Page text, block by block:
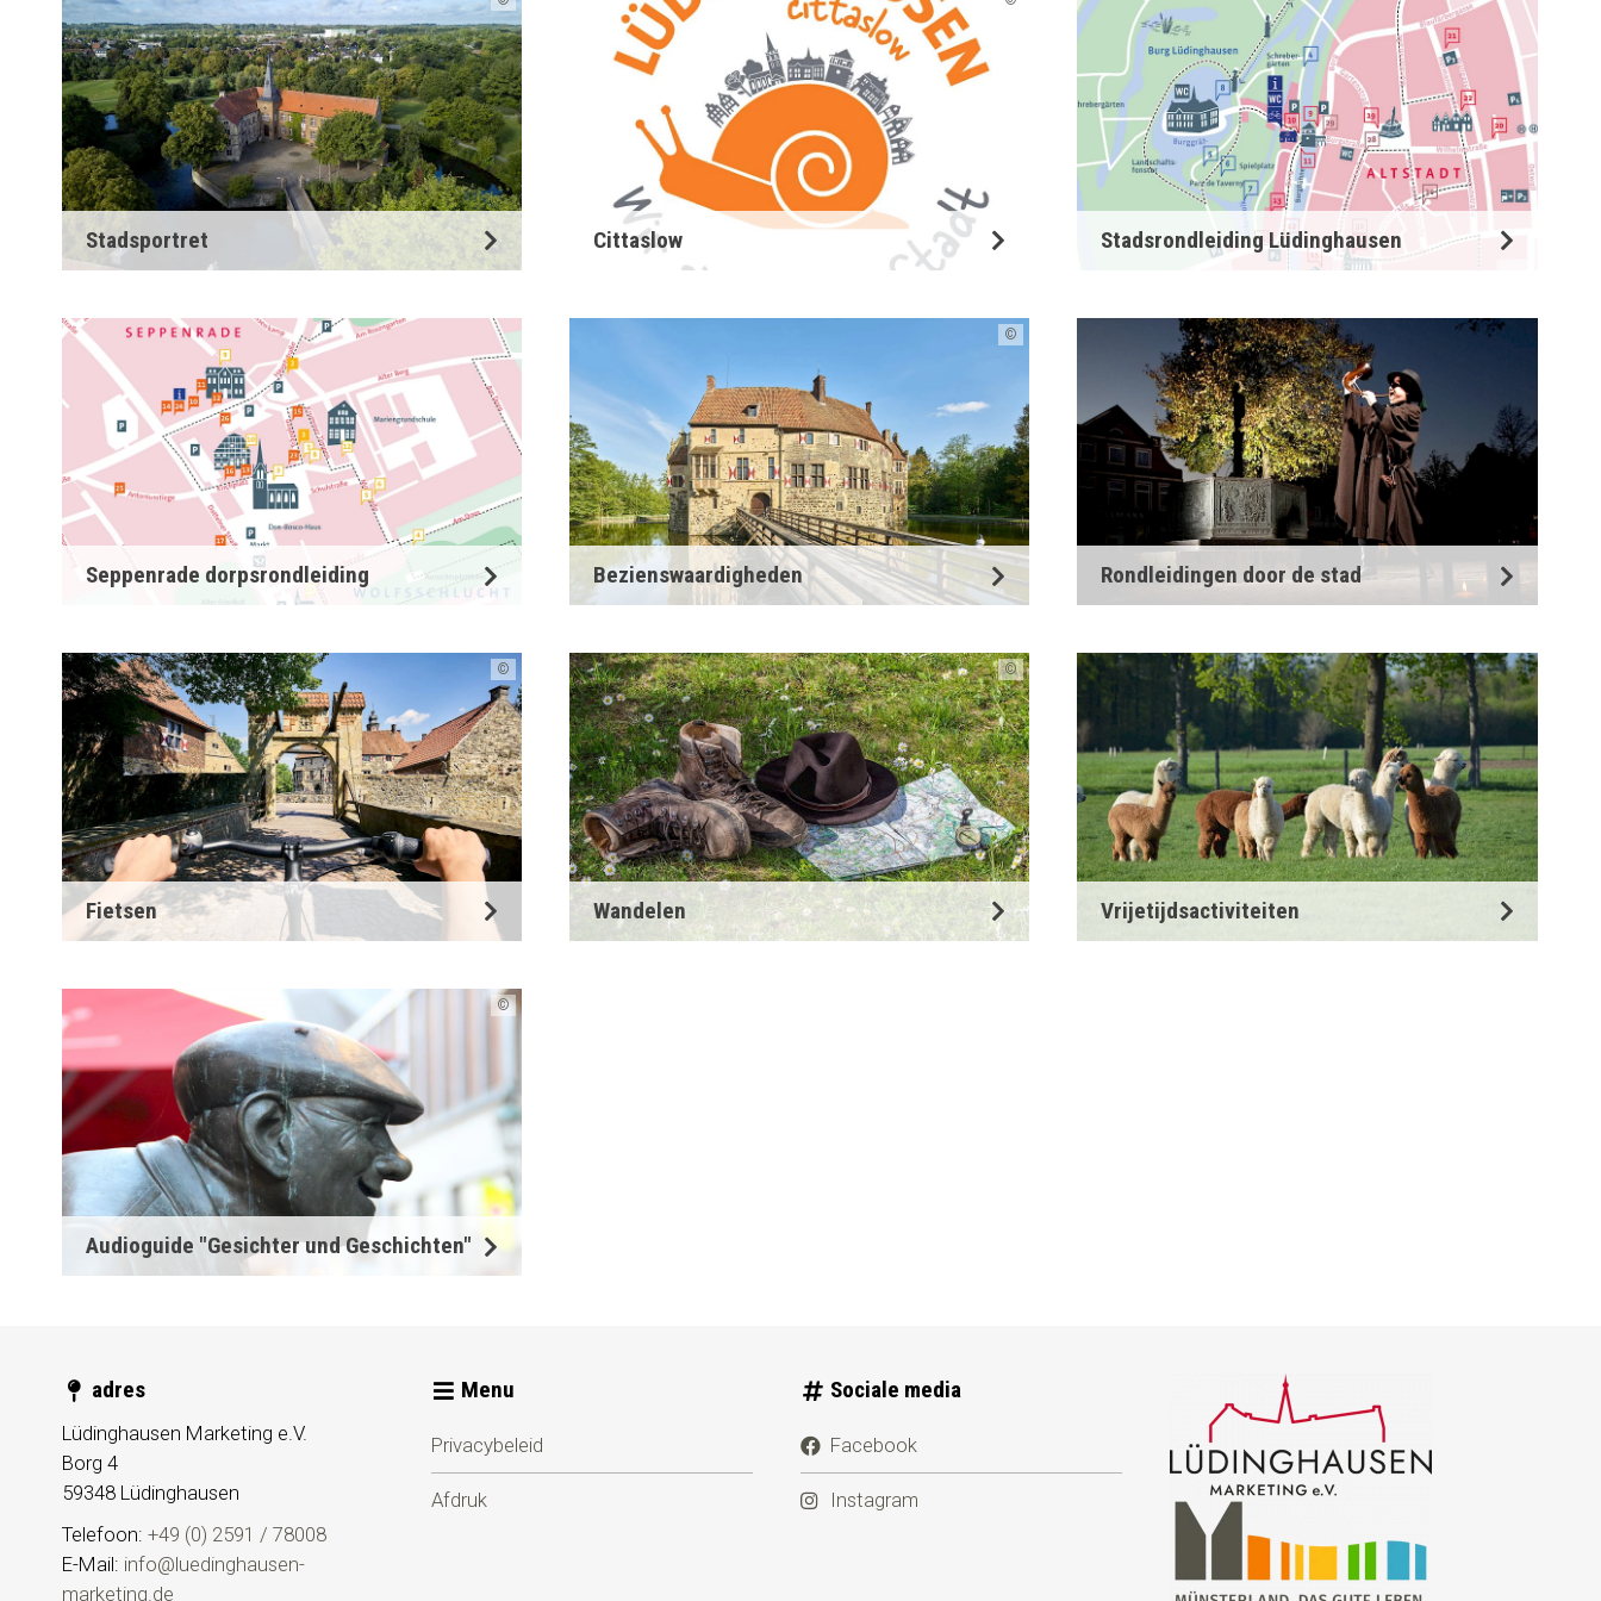
Stadsportret Cittaslow Stadsrondleiding Lüdinghausen
Seppenrade dorpsrondleiding
©
Bezienswaardigheden Rondleidingen door de stad
©
Fietsen
©
Wandelen Vrijetijdsactiviteiten
©
Audioguide "Gesichter und Geschichten"
adres
Lüdinghausen Marketing e.V.
Borg 4
59348 Lüdinghausen
Telefoon: +49 (0) 2591 / 78008
E-Mail: info@luedinghausen-
marketing.de
Menu
Privacybeleid
Afdruk
Sociale media
Facebook
Instagram